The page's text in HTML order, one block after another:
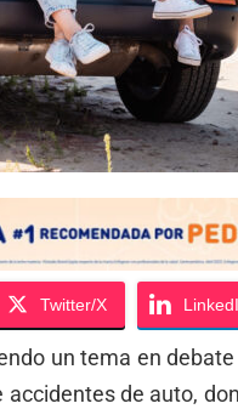
Twitter/X
un tema en
de auto,